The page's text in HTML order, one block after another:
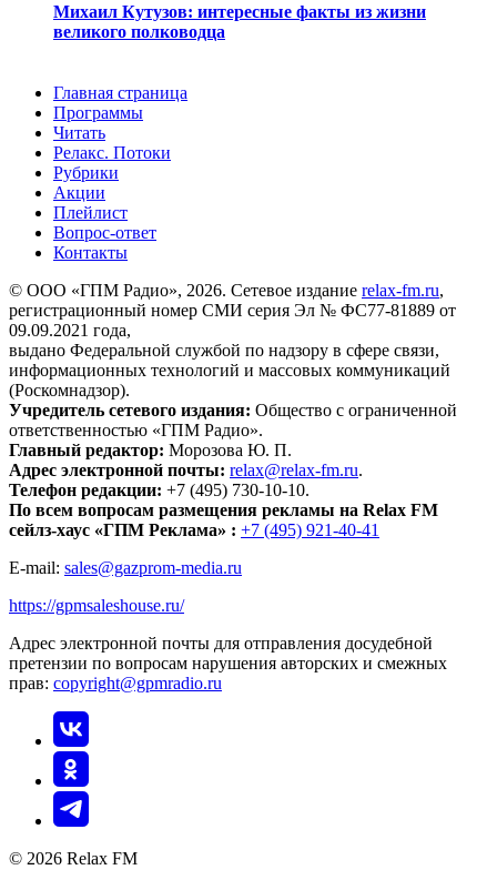
Михаил Кутузов: интересные факты из жизни
великого полководца
Главная страница
Программы
Читать
Релакс. Потоки
Рубрики
Акции
Плейлист
Вопрос-ответ
Контакты
© ООО «ГПМ Радио», 2026. Сетевое издание relax-fm.ru,
регистрационный номер СМИ серия Эл № ФС77-81889 от
09.09.2021 года,
выдано Федеральной службой по надзору в сфере связи,
информационных технологий и массовых коммуникаций
(Роскомнадзор).
Учредитель сетевого издания: Общество с ограниченной
ответственностью «ГПМ Радио».
Главный редактор: Морозова Ю. П.
Адрес электронной почты: relax@relax-fm.ru.
Телефон редакции: +7 (495) 730-10-10.
По всем вопросам размещения рекламы на Relax FM
сейлз-хаус «ГПМ Реклама» : +7 (495) 921-40-41
E-mail: sales@gazprom-media.ru
https://gpmsaleshouse.ru/
Адрес электронной почты для отправления досудебной
претензии по вопросам нарушения авторских и смежных
прав: copyright@gpmradio.ru
© 2026 Relax FM